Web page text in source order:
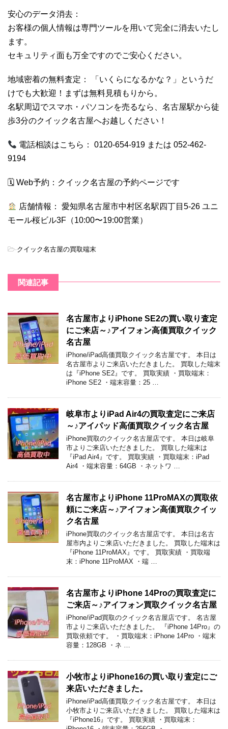
安心のデータ消去：
お客様の個人情報は専門ツールを用いて完全に消去いたし
ます。
セキュリティ面も万全ですのでご安心ください。
地域密着の無料査定： 「いくらになるかな？」というだ
けでも大歓迎！まずは無料見積もりから。
名駅周辺でスマホ・パソコンを売るなら、名古屋駅から徒
歩3分のクイック名古屋へお越しください！
電話相談はこちら： 0120-654-919 または 052-462-
9194
🗓 Web予約： クイック名古屋の予約ページです
店舗情報： 愛知県名古屋市中村区名駅四丁目5-26 ユニ
モール桜ビル3F（10:00〜19:00営業）
-クイック名古屋の買取端末
関連記事
名古屋市よりiPhone SE2の買い取り査定
にご来店～♪アイフォン高価買取クイック
名古屋
iPhone/iPad高価買取クイック名古屋です。 本日は
名古屋市よりご来店いただきました。 買取した端末
は『iPhone SE2』です。 買取実績 ・買取端末：
iPhone SE2 ・端末容量：25 …
岐阜市よりiPad Air4の買取査定にご来店
～♪アイパッド高価買取クイック名古屋
iPhone買取のクイック名古屋店です。 本日は岐阜
市よりご来店いただきました。 買取した端末は
『iPad Air4』です。 買取実績 ・買取端末：iPad
Air4 ・端末容量：64GB ・ネットワ …
名古屋市よりiPhone 11ProMAXの買取依
頼にご来店～♪アイフォン高価買取クイッ
ク名古屋
iPhone買取のクイック名古屋店です。 本日は名古
屋市内よりご来店いただきました。 買取した端末は
『iPhone 11ProMAX』です。 買取実績 ・買取端
末：iPhone 11ProMAX ・端 …
名古屋市よりiPhone 14Proの買取査定に
ご来店～♪アイフォン買取クイック名古屋
iPhone/iPad買取のクイック名古屋店です。 名古屋
市よりご来店いただきました。 『iPhone 14Pro』の
買取依頼です。 ・買取端末：iPhone 14Pro ・端末
容量：128GB ・ネ …
小牧市よりiPhone16の買い取り査定にご
来店いただきました。
iPhone/iPad高価買取クイック名古屋です。 本日は
小牧市よりご来店いただきました。 買取した端末は
『iPhone16』です。 買取実績 ・買取端末：